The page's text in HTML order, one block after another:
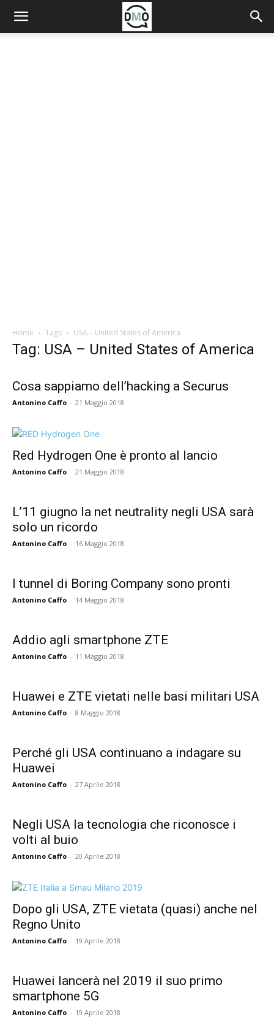
Home Tags USA – United States of America
Tag: USA – United States of America
Cosa sappiamo dell’hacking a Securus
Antonino Caffo - 21 Maggio 2018
Red Hydrogen One è pronto al lancio
Antonino Caffo - 21 Maggio 2018
L’11 giugno la net neutrality negli USA sarà
solo un ricordo
Antonino Caffo - 16 Maggio 2018
I tunnel di Boring Company sono pronti
Antonino Caffo - 14 Maggio 2018
Addio agli smartphone ZTE
Antonino Caffo - 11 Maggio 2018
Huawei e ZTE vietati nelle basi militari USA
Antonino Caffo - 8 Maggio 2018
Perché gli USA continuano a indagare su
Huawei
Antonino Caffo - 27 Aprile 2018
Negli USA la tecnologia che riconosce i
volti al buio
Antonino Caffo - 20 Aprile 2018
Dopo gli USA, ZTE vietata (quasi) anche nel
Regno Unito
Antonino Caffo - 19 Aprile 2018
Huawei lancerà nel 2019 il suo primo
smartphone 5G
Antonino Caffo - 19 Aprile 2018